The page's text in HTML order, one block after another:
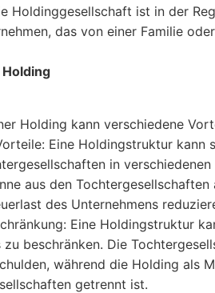
Holdinggesellschaft ist in der
das von einer Familie
Holding kann verschiedene
Eine Holdingstruktur kann
in
aus den
des Unternehmens
Eine Holdingstruktur
zu beschränken. Die
während die Holding als
getrennt ist.